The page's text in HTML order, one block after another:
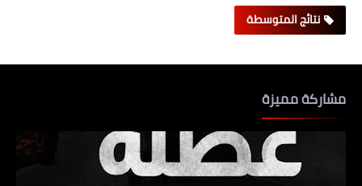
نتائج المتوسطة
مشاركة مميزة